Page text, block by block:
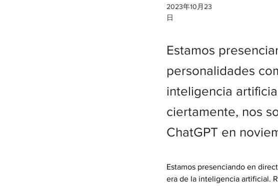
2023年10月23
日
Estamos
personalidades
inteligencia
ciertamente, nos
ChatGPT en
Estamos presenciando en
era de la inteligencia artificial.